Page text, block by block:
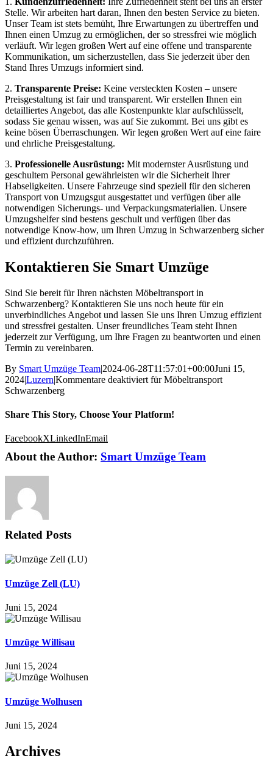
Stelle. Wir arbeiten hart daran, Ihnen den besten Service zu bieten.
Unser Team ist stets bemüht, Ihre Erwartungen zu übertreffen und
Ihnen einen Umzug zu ermöglichen, der so stressfrei wie möglich
verläuft. Wir legen großen Wert auf eine offene und transparente
Kommunikation, um sicherzustellen, dass Sie jederzeit über den
Stand Ihres Umzugs informiert sind.
2. Transparente Preise: Keine versteckten Kosten – unsere
Preisgestaltung ist fair und transparent. Wir erstellen Ihnen ein
detailliertes Angebot, das alle Kostenpunkte klar aufschlüsselt,
sodass Sie genau wissen, was auf Sie zukommt. Bei uns gibt es
keine bösen Überraschungen. Wir legen großen Wert auf eine faire
und ehrliche Preisgestaltung.
3. Professionelle Ausrüstung: Mit modernster Ausrüstung und
geschultem Personal gewährleisten wir die Sicherheit Ihrer
Habseligkeiten. Unsere Fahrzeuge sind speziell für den sicheren
Transport von Umzugsgut ausgestattet und verfügen über alle
notwendigen Sicherungs- und Verpackungsmaterialien. Unsere
Umzugshelfer sind bestens geschult und verfügen über das
notwendige Know-how, um Ihren Umzug in Schwarzenberg sicher
und effizient durchzuführen.
Kontaktieren Sie Smart Umzüge
Sind Sie bereit für Ihren nächsten Möbeltransport in
Schwarzenberg? Kontaktieren Sie uns noch heute für ein
unverbindliches Angebot und lassen Sie uns Ihren Umzug effizient
und stressfrei gestalten. Unser freundliches Team steht Ihnen
jederzeit zur Verfügung, um Ihre Fragen zu beantworten und einen
Termin zu vereinbaren.
By Smart Umzüge Team|2024-06-28T11:57:01+00:00Juni 15,
2024|Luzern|Kommentare deaktiviert für Möbeltransport
Schwarzenberg
Share This Story, Choose Your Platform!
FacebookXLinkedInEmail
About the Author: Smart Umzüge Team
Related Posts
Umzüge Zell (LU)
Juni 15, 2024
Umzüge Willisau
Juni 15, 2024
Umzüge Wolhusen
Juni 15, 2024
Archives